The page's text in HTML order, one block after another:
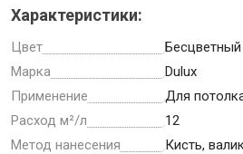
Характеристики:
Цвет
Бесцветный
Марка
Dulux
Применение
Для
Расход м²/л
12
Метод нанесения
Кисть,
Специализированный
Инструмент для штукатурно-